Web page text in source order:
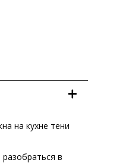
на кухне тени
в